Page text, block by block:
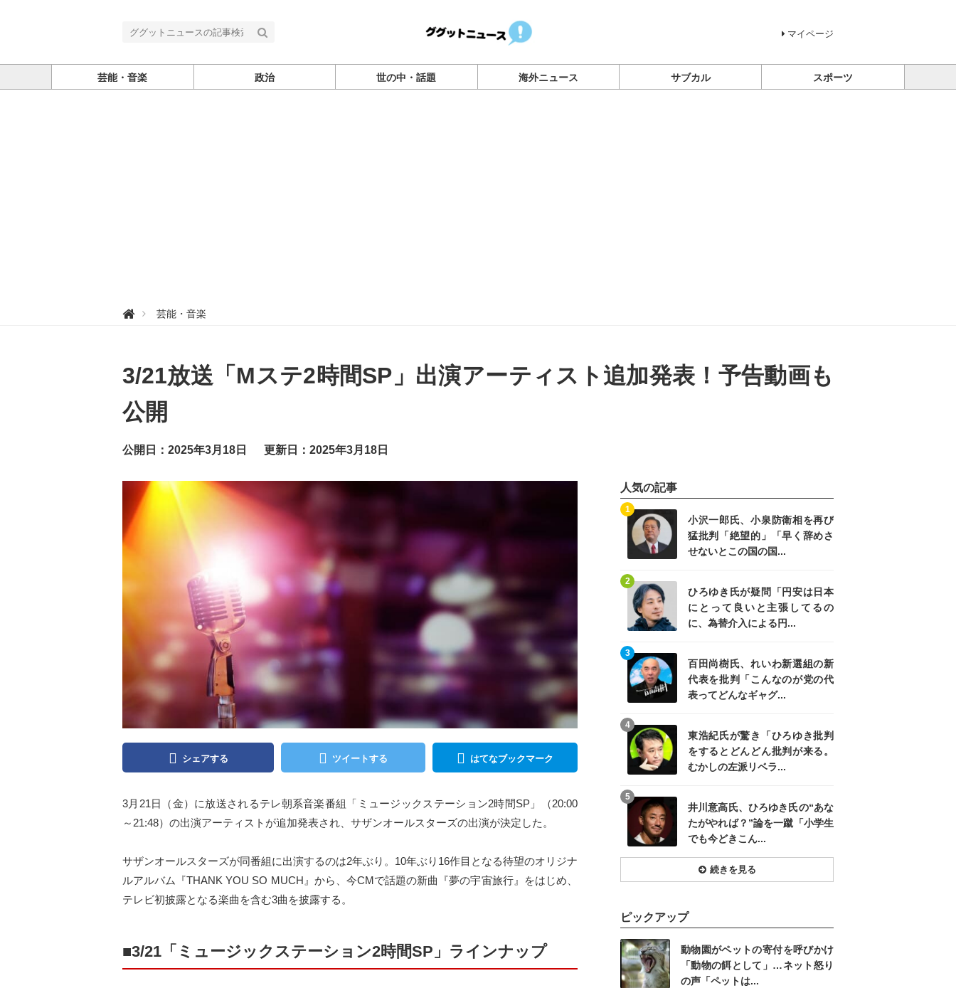
マイページ
芸能・音楽 政治 世の中・話題 海外ニュース サブカル スポーツ
グ
ー
ス
芸能・音楽
3/21放送「Mステ2時間SP」出演アーティスト追加発表！予告動画も
公開
公開日：2025年3月18日 更新日：2025年3月18日
シェアする ツイートする はてなブックマーク
3月21日（金）に放送されるテレ朝系音楽番組「ミュージックステーション2時間SP」（20:00
～21:48）の出演アーティストが追加発表され、サザンオールスターズの出演が決定した。
サザンオールスターズが同番組に出演するのは2年ぶり。10年ぶり16作目となる待望のオリジナ
ルアルバム『THANK YOU SO MUCH』から、今CMで話題の新曲『夢の宇宙旅行』をはじめ、
テレビ初披露となる楽曲を含む3曲を披露する。
■3/21「ミュージックステーション2時間SP」ラインナップ
人気の記事
小沢一郎氏、小泉防衛相を再び
猛批判「絶望的」「早く辞めさ
せないとこの国の国...
1
ひろゆき氏が疑問「円安は日本
にとって良いと主張してるの
に、為替介入による円...
2
百田尚樹氏、れいわ新選組の新
代表を批判「こんなのが党の代
表ってどんなギャグ...
3
記事を読む
東浩紀氏が驚き「ひろゆき批判
をするとどんどん批判が来る。
むかしの左派リベラ...
4
井川意高氏、ひろゆき氏の“あな
たがやれば？”論を一蹴「小学生
でも今どきこん...
5
続きを見る
ピックアップ
動物園がペットの寄付を呼びかけ
「動物の餌として」…ネット怒り
の声「ペットは...